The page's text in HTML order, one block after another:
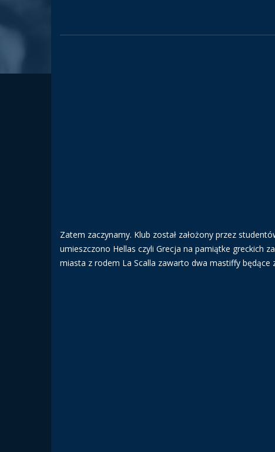
Zatem zaczynamy. Klub został założony przez
umieszczono Hellas czyli Grecja na pamiątke greckich
miasta z rodem La Scalla zawarto dwa mastiffy